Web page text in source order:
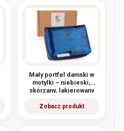
Mały portfel damski w
motylki – niebieski,
skórzany, lakierowany